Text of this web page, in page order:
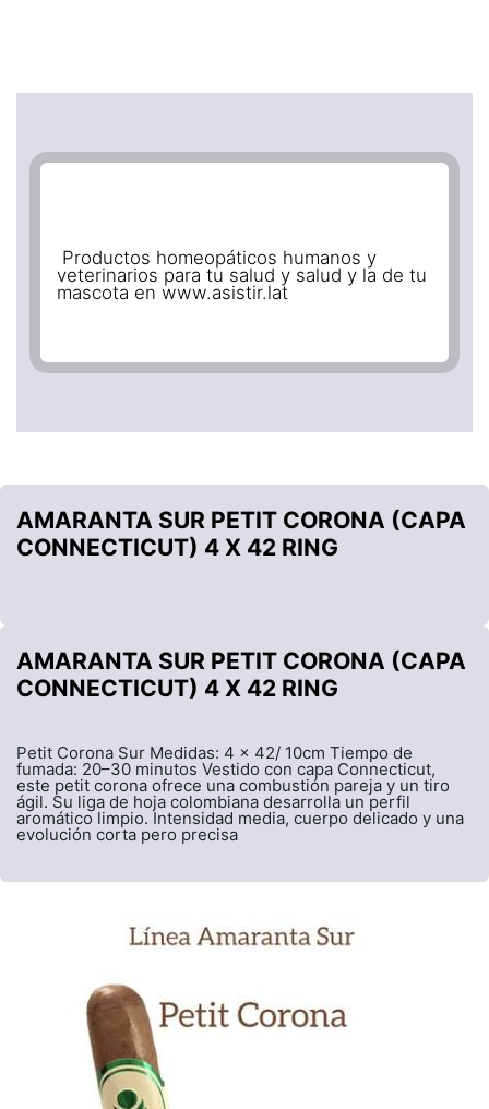
Productos homeopáticos humanos y
veterinarios para tu salud y salud y la de tu
mascota en www.asistir.lat
AMARANTA SUR PETIT CORONA (CAPA
CONNECTICUT) 4 X 42 RING
AMARANTA SUR PETIT CORONA (CAPA
CONNECTICUT) 4 X 42 RING
Petit Corona Sur Medidas: 4 x 42/ 10cm Tiempo de
fumada: 20–30 minutos Vestido con capa Connecticut,
este petit corona ofrece una combustión pareja y un tiro
ágil. Su liga de hoja colombiana desarrolla un perfil
aromático limpio. Intensidad media, cuerpo delicado y una
evolución corta pero precisa